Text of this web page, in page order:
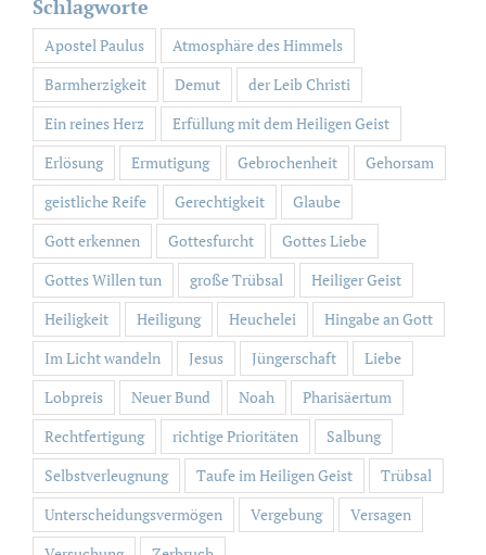
Schlagworte
Apostel Paulus
Atmosphäre des Himmels
Barmherzigkeit
Demut
der Leib Christi
Ein reines Herz
Erfüllung mit dem Heiligen Geist
Erlösung
Ermutigung Gebrochenheit
Gehorsam
geistliche Reife
Gerechtigkeit
Glaube
Gott erkennen
Gottesfurcht
Gottes Liebe
Gottes Willen tun
große Trübsal
Heiliger Geist
Heiligkeit
Heiligung Heuchelei
Hingabe an Gott
Im Licht wandeln
Jesus Jüngerschaft
Liebe
Lobpreis
Neuer Bund Noah
Pharisäertum
Rechtfertigung
richtige Prioritäten
Salbung
Selbstverleugnung
Taufe im Heiligen Geist
Trübsal
Unterscheidungsvermögen
Vergebung
Versagen